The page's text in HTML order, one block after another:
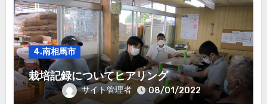
4.南相馬市
栽培記録についてヒアリング
サイト管理者 08/01/2022